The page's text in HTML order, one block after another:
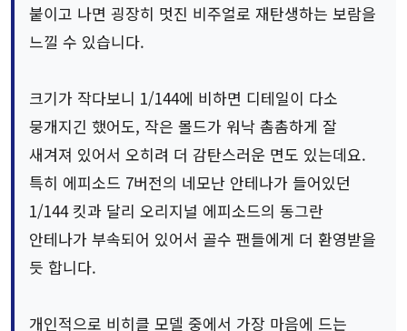
붙이고 나면 굉장히 멋진 비주얼로 재탄생하는 보람을
느낄 수 있습니다.
크기가 작다보니 1/144에 비하면 디테일이 다소
뭉개지긴 했어도, 작은 몰드가 워낙 촘촘하게 잘
새겨져 있어서 오히려 더 감탄스러운 면도 있는데요.
특히 에피소드 7버전의 네모난 안테나가 들어있던
1/144 킷과 달리 오리지널 에피소드의 동그란
안테나가 부속되어 있어서 골수 팬들에게 더 환영받을
듯 합니다.
개인적으로 비히클 모델 중에서 가장 마음에 드는